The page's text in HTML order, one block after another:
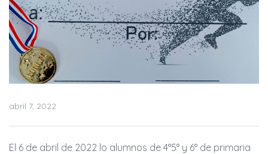
abril 7, 2022
El 6 de abril de 2022 lo alumnos de 4°5° y 6° de primaria